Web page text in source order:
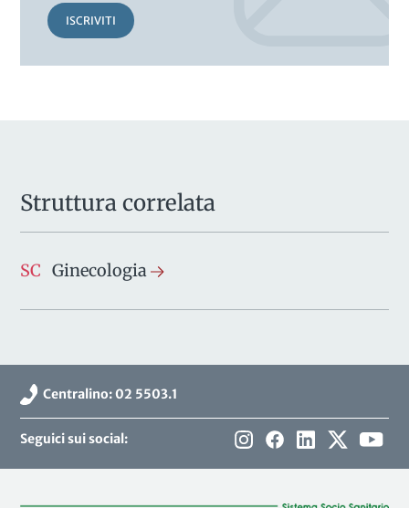
ISCRIVITI
Struttura correlata
SC Ginecologia
Centralino: 02 5503.1
Seguici sui social: